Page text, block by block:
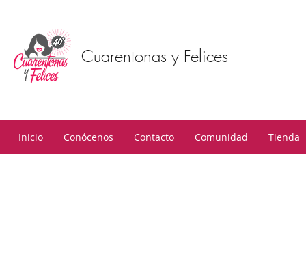
Cuarentonas y Felices
Inicio Conócenos Contacto Comunidad Tienda